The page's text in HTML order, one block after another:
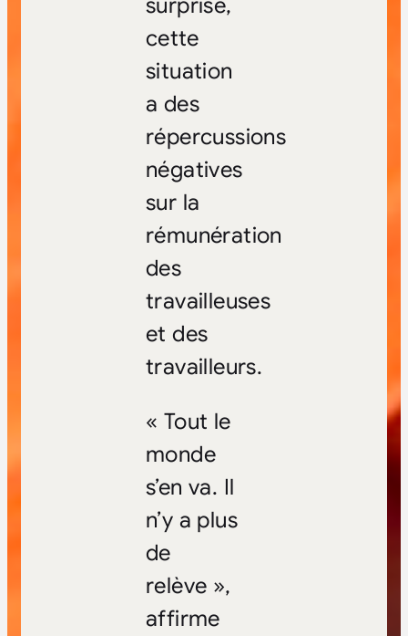
cette
situation
a des
répercussions
négatives
sur la
rémunération
des
travailleuses
et des
travailleurs.
« Tout le
monde
s’en va. Il
n’y a plus
de
relève »,
affirme